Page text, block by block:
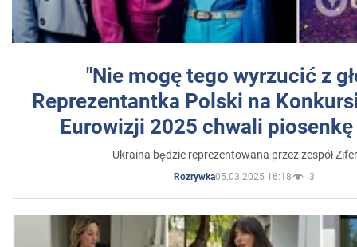
"Nie mogę tego wyrzucić z
Reprezentantka Polski na
Eurowizji 2025 chwali
Ukraina będzie reprezentowana przez zespół
Rozrywka05.03.2025 16:18 3